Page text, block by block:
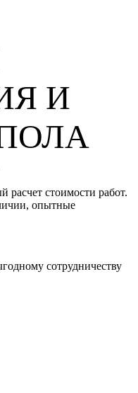
И
расчет стоимости работ.
опытные